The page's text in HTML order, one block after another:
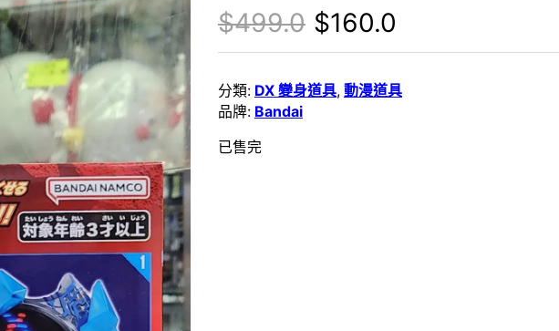
$499.0 Original price was:
$160.0
分類: DX 變身道具, 動漫道具
品牌: Bandai
已售完